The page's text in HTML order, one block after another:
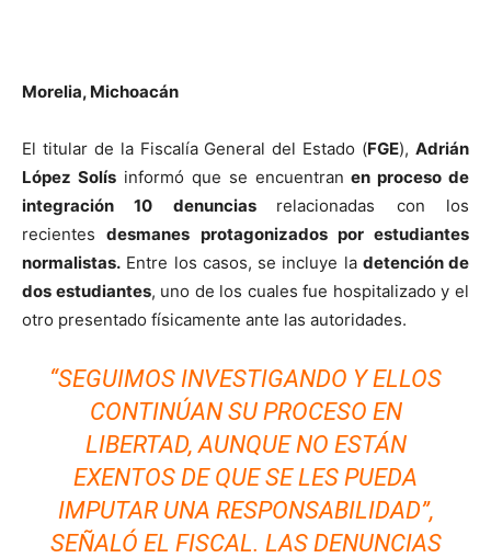
Morelia, Michoacán
El titular de la Fiscalía General del Estado (FGE),Adrián
López Solís informó que se encuentran en proceso de
integración 10 denuncias relacionadas con los
recientesdesmanes protagonizados por estudiantes
normalistas. Entre los casos, se incluye la detención de
dos estudiantes, uno de los cuales fue hospitalizado y el
otro presentado físicamente ante las autoridades.
“SEGUIMOS INVESTIGANDO Y ELLOS
CONTINÚAN SU PROCESO EN
LIBERTAD, AUNQUE NO ESTÁN
EXENTOS DE QUE SE LES PUEDA
IMPUTAR UNA RESPONSABILIDAD”,
SEÑALÓ EL FISCAL. LAS DENUNCIAS